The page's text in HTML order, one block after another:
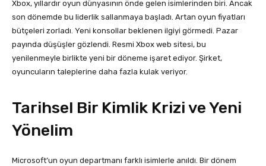
Xbox, yıllardır oyun dünyasının önde gelen isimlerinden biri. Ancak
son dönemde bu liderlik sallanmaya başladı. Artan oyun fiyatları
bütçeleri zorladı. Yeni konsollar beklenen ilgiyi görmedi. Pazar
payında düşüşler gözlendi. Resmi Xbox web sitesi, bu
yenilenmeyle birlikte yeni bir döneme işaret ediyor. Şirket,
oyuncuların taleplerine daha fazla kulak veriyor.
Tarihsel Bir Kimlik Krizi ve Yeni
Yönelim
Microsoft’un oyun departmanı farklı isimlerle anıldı. Bir dönem